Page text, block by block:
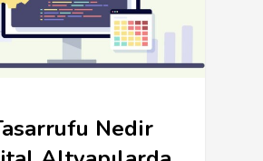
Nedir